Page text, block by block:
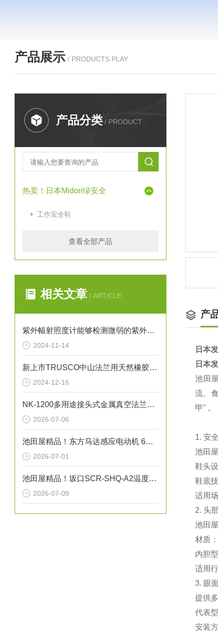
产品展示 / PRODUCTS PLAY
产品分类 / PRODUCT
热卖！日本Midori绿安全
工作安全鞋
查看全部产品
相关文章 / ARTICLE
紫外幅射照度计能够检测微弱的紫外线信号
2024-11-14
新上市TRUSCO中山法兰用天然橡胶内填料3T X10K(20K)-65A(RF)
2024-12-16
NK-1200多用途接头式金属真空法兰软管技术参数与应用解析
2026-07-06
池田屋精品！东方马达感应电动机 6W型 参数介绍
2026-07-01
池田屋精品！坂口SCR-SHQ-A2温度控制器技术参数
2026-07-09
产
日本
日本
池田
流、
甲" 。
1. 安
池田
鞋头
鞋底
适用
2. 头
池田
材质‌
内胆
适用
3. 眼
提供
代表
安装